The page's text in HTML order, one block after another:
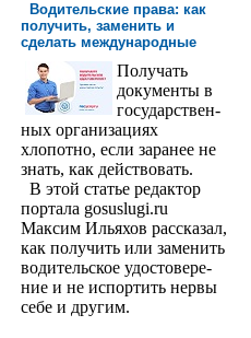
Водительские права: как
получить, заменить и
сделать международ­ные
Получать
доку­менты в
государствен­
ных организациях
хлопотно, если заранее не
знать, как действовать.
В этой статье редактор
портала gosuslugi.ru
Максим Ильяхов рассказал,
как получить или заменить
водительское удостовере­
ние и не испортить нервы
себе и другим.